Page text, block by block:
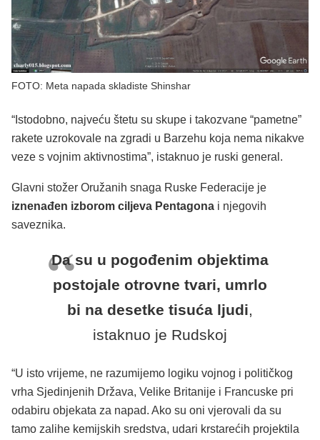
FOTO: Meta napada skladiste Shinshar
“Istodobno, najveću štetu su skupe i takozvane “pametne”
rakete uzrokovale na zgradi u Barzehu koja nema nikakve
veze s vojnim aktivnostima”, istaknuo je ruski general.
Glavni stožer Oružanih snaga Ruske Federacije je
iznenađen izborom ciljeva Pentagona i njegovih
saveznika.
Da su u pogođenim objektima
postojale otrovne tvari, umrlo
bi na desetke tisuća ljudi,
istaknuo je Rudskoj
“U isto vrijeme, ne razumijemo logiku vojnog i političkog
vrha Sjedinjenih Država, Velike Britanije i Francuske pri
odabiru objekata za napad. Ako su oni vjerovali da su
tamo zalihe kemijskih sredstva, udari krstarećih projektila